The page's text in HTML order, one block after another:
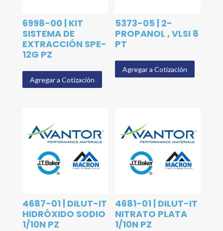
6998-00 | KIT
SISTEMA DE
EXTRACCIÓN SPE-
12G PZ
Agregar a Cotización
5373-05 | 2-
PROPANOL , VLSI 8
PT
Agregar a Cotización
4687-01 | DILUT-IT
HIDRÓXIDO SODIO
1/10N PZ
4681-01 | DILUT-IT
NITRATO PLATA
1/10N PZ